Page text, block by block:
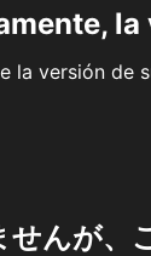
la versión de
せんが、